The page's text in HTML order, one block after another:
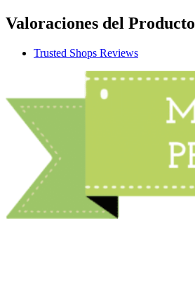
Valoraciones del Producto
Trusted Shops Reviews